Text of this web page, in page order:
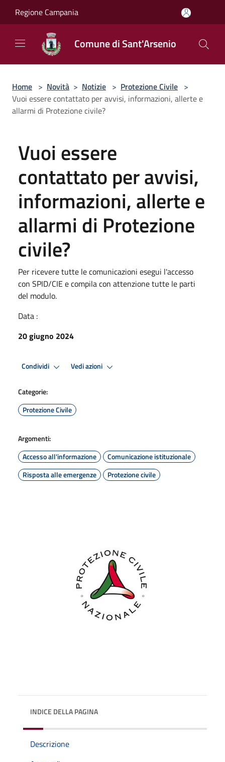
Regione Campania
Comune di Sant'Arsenio
Home > Novità > Notizie > Protezione Civile >
Vuoi essere contattato per avvisi, informazioni, allerte e
allarmi di Protezione civile?
Vuoi essere
contattato per avvisi,
informazioni, allerte e
allarmi di Protezione
civile?
Per ricevere tutte le comunicazioni esegui l'accesso
con SPID/CIE e compila con attenzione tutte le parti
del modulo.
Data :
20 giugno 2024
Condividi Vedi azioni
Categorie:
Protezione Civile
Argomenti:
Accesso all'informazione
Comunicazione istituzionale
Risposta alle emergenze
Protezione civile
INDICE DELLA PAGINA
Descrizione